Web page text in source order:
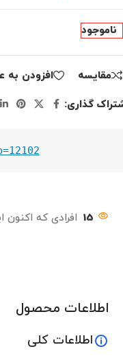
ناموجود
مقايسه
افزودن به
گذاری:
15 افرادی که
اطلاعات محصول
اطلاعات کلی